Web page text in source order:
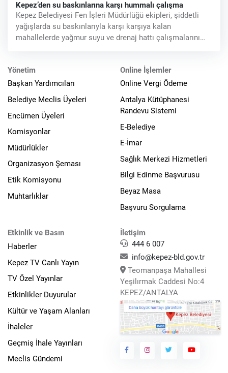
Kepez’den su baskınlarına karşı hummalı çalışma
Kepez Belediyesi Fen İşleri Müdürlüğü ekipleri, şiddetli
yağışlarda su baskınlarıyla karşı karşıya kalan
mahallelerde yağmur suyu ve drenaj hattı çalışmalarını
Yönetim
Başkan Yardımcıları
Belediye Meclis Üyeleri
Encümen Üyeleri
Komisyonlar
Müdürlükler
Organizasyon Şeması
Etik Komisyonu
Muhtarlıklar
Online İşlemler
Online Vergi Ödeme
Antalya Kütüphanesi
Randevu Sistemi
E-Belediye
E-İmar
Sağlık Merkezi Hizmetleri
Bilgi Edinme Başvurusu
Beyaz Masa
Başvuru Sorgulama
Etkinlik ve Basın
Haberler
Kepez TV Canlı Yayın
TV Özel Yayınlar
Etkinlikler Duyurular
Kültür ve Yaşam Alanları
İhaleler
Geçmiş İhale Yayınları
Meclis Gündemi
İletişim
444 6 007
info@kepez-bld.gov.tr
Teomanpaşa Mahallesi
Yeşilırmak Caddesi No:4
KEPEZ/ANTALYA